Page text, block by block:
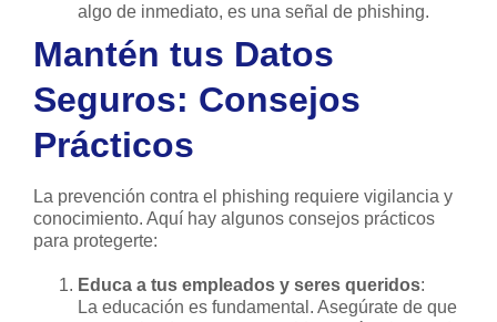
algo de inmediato, es una señal de phishing.
Mantén tus Datos
Seguros: Consejos
Prácticos
La prevención contra el phishing requiere vigilancia y
conocimiento. Aquí hay algunos consejos prácticos
para protegerte:
Educa a tus empleados y seres queridos:
La educación es fundamental. Asegúrate de que